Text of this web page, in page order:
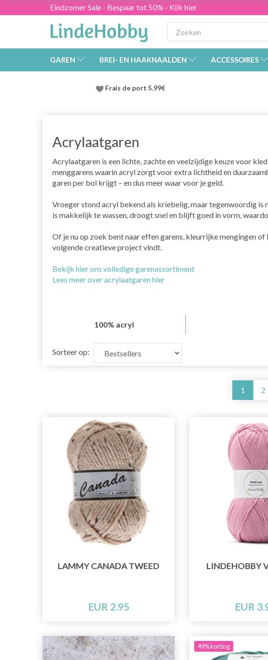
Eindzomer Sale - Bespaar tot 50% - Klik hier
GAREN BREI- EN HAAKNAALDEN ACCESSOIRES
Frais de port 5.99€
Acrylaatgaren
Acrylaatgaren is een lichte, zachte en veelzijdige keuze voor
menggarens waarin acryl zorgt voor extra lichtheid en
garen per bol krijgt – en dus meer waar voor je geld.
Vroeger stond acryl bekend als kriebelig, maar tegenwoordig
is makkelijk te wassen, droogt snel en blijft goed in vorm,
Of je nu op zoek bent naar effen garens, kleurrijke mengingen
volgende creatieve project vindt.
Bekijk hier ons volledige garenassortiment
Lees meer over acrylaatgaren hier
100% acryl
Sorteer op:
1 2
LAMMY CANADA TWEED
EUR 2.95
LINDEHOBBY
EUR
49% korting